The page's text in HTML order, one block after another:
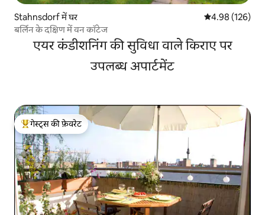
Stahnsdorf में घर औसत रेटिंग 5 में से
4.98 (126)
बर्लिन के दक्षिण में वन कॉटेज
एयर कंडीशनिंग की सुविधा वाले किराए पर
उपलब्ध अपार्टमेंट
गेस्ट्स का टॉप फ़ेवरेट
गेस्ट्स की फ़ेवरेट